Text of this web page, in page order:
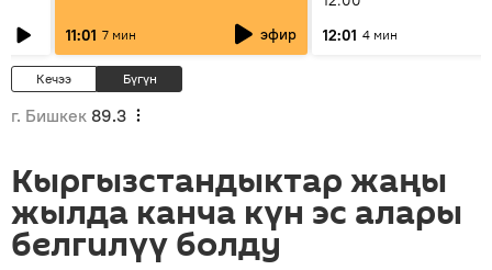
11:01 7 мин эфир
12:01 4 мин
Кечээ Бүгүн
г. Бишкек 89.3
Кыргызстандыктар жаңы
жылда канча күн эс алары
белгилүү болду